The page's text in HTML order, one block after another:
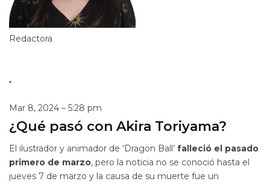
Redactora
Mar 8, 2024 – 5:28 pm
¿Qué pasó con Akira Toriyama?
El ilustrador y animador de ‘Dragon Ball’ falleció el pasado
primero de marzo, pero la noticia no se conoció hasta el
jueves 7 de marzo y la causa de su muerte fue un